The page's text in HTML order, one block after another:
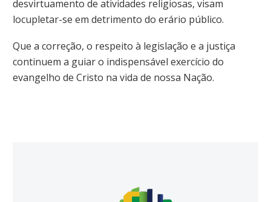
desvirtuamento de atividades religiosas, visam
locupletar-se em detrimento do erário público.
Que a correção, o respeito à legislação e a justiça
continuem a guiar o indispensável exercício do
evangelho de Cristo na vida de nossa Nação.